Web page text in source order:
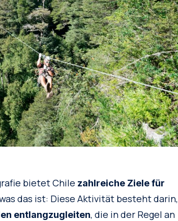
bietet Chile zahlreiche Ziele für
das ist: Diese Aktivität besteht darin,
entlangzugleiten, die in der Regel an